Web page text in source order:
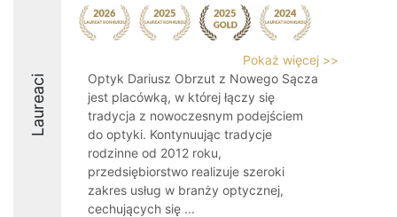
Laureaci
Pokaż więcej >>
Optyk Dariusz Obrzut z Nowego Sącza
jest placówką, w której łączy się
tradycja z nowoczesnym podejściem
do optyki. Kontynuując tradycje
rodzinne od 2012 roku,
przedsiębiorstwo realizuje szeroki
zakres usług w branży optycznej,
cechujących się ...